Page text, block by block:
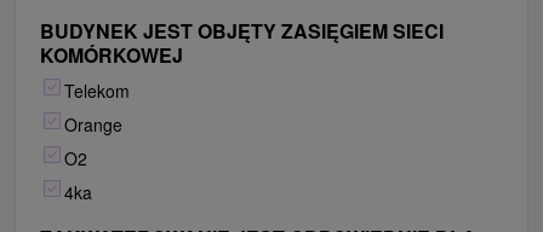
BUDYNEK JEST OBJĘTY ZASIĘGIEM SIECI
KOMÓRKOWEJ
Telekom
Orange
O2
4ka